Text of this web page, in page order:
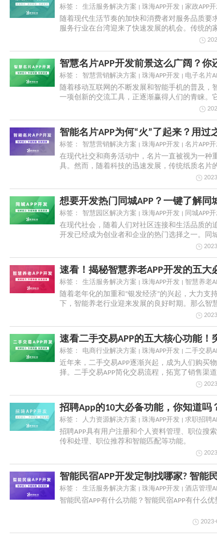
标签： 生活服务解决方案 珠海APP开发
家政APP
随着现代生活节奏的加快和消费者对服务品质要
服务行业在台湾迎来了快速发展的机会。传统的
标签： 智慧营销解决方案 珠海APP开发
电子名片
随着移动互联网的不断发展和智能手机的普及，
一项创新的交流工具，正逐渐赢得人们的青睐。
标签： 智慧营销解决方案 珠海APP开发
名片APP
在现代社交和商务活动中，名片一直被视为一种
具。然而，随着科技的迅速发展，传统纸质名片
标签： 智慧园区解决方案 珠海APP开发
同城APP
在现代社会，随着人们对社区连接和生活品质的
开发已经成为创业者和企业的热门选择之一。同
速看！揭秘智慧养老APP开发的五大
标签： 生活服务解决方案 珠海APP开发
智慧养老
随着老年化的加重和“银发经济”的兴起，大力支
下，智能养老行业迎来发展的良好时期。那么智
标签： 电商行业解决方案 珠海APP开发
二手交易
近年来，二手交易APP逐渐兴起，成为人们购买
择。二手交易APP简化交易流程，拓宽了销售渠
招聘App的10大必备功能，你知道吗
标签： 人力资源解决方案 珠海APP开发
求职招聘
招聘APP具有用户注册和个人资料管理、职位搜
传和处理、职位推荐和智能匹配等功能。
标签： 生活服务解决方案 珠海APP开发
酒店管理
智能民宿APP有什么功能？智能民宿APP有什么优